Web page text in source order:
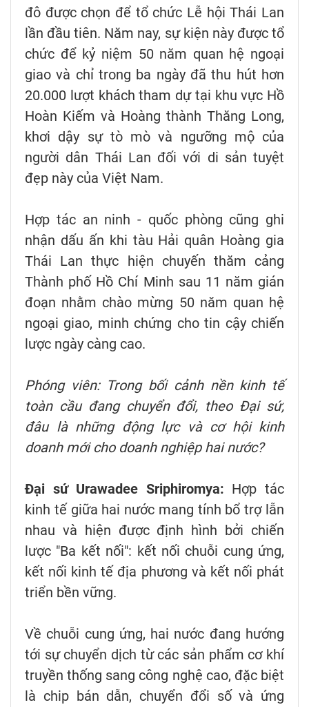
đô được chọn để tổ chức Lễ hội Thái Lan
lần đầu tiên. Năm nay, sự kiện này được tổ
chức để kỷ niệm 50 năm quan hệ ngoại
giao và chỉ trong ba ngày đã thu hút hơn
20.000 lượt khách tham dự tại khu vực Hồ
Hoàn Kiếm và Hoàng thành Thăng Long,
khơi dậy sự tò mò và ngưỡng mộ của
người dân Thái Lan đối với di sản tuyệt
đẹp này của Việt Nam.
Hợp tác an ninh - quốc phòng cũng ghi
nhận dấu ấn khi tàu Hải quân Hoàng gia
Thái Lan thực hiện chuyến thăm cảng
Thành phố Hồ Chí Minh sau 11 năm gián
đoạn nhằm chào mừng 50 năm quan hệ
ngoại giao, minh chứng cho tin cậy chiến
lược ngày càng cao.
Phóng viên: Trong bối cảnh nền kinh tế
toàn cầu đang chuyển đổi, theo Đại sứ,
đâu là những động lực và cơ hội kinh
doanh mới cho doanh nghiệp hai nước?
Đại sứ Urawadee Sriphiromya: Hợp tác
kinh tế giữa hai nước mang tính bổ trợ lẫn
nhau và hiện được định hình bởi chiến
lược "Ba kết nối": kết nối chuỗi cung ứng,
kết nối kinh tế địa phương và kết nối phát
triển bền vững.
Về chuỗi cung ứng, hai nước đang hướng
tới sự chuyển dịch từ các sản phẩm cơ khí
truyền thống sang công nghệ cao, đặc biệt
là chip bán dẫn, chuyển đổi số và ứng